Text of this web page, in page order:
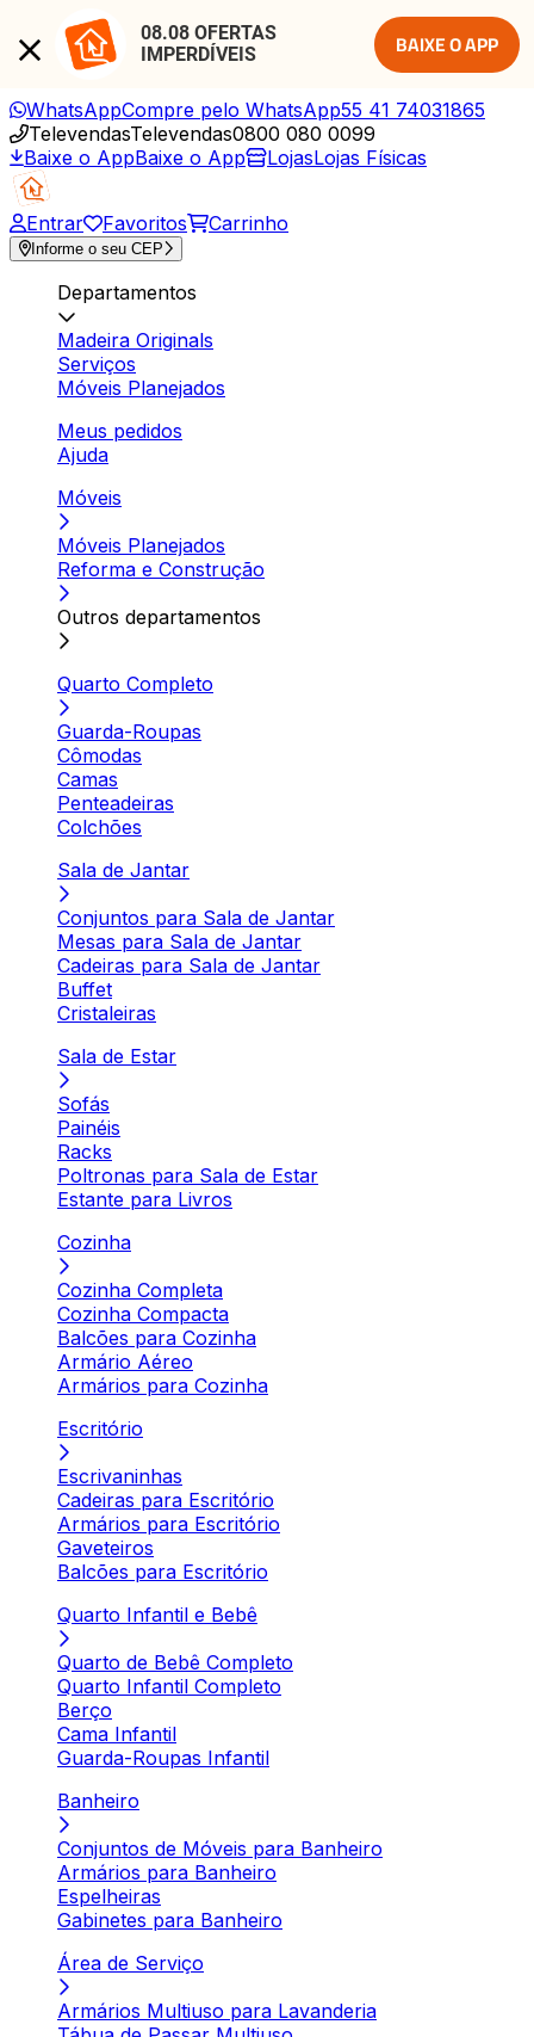
08.08 OFERTAS
IMPERDÍVEIS
BAIXE O APP
WhatsAppCompre pelo WhatsApp55 41 74031865
TelevendasTelevendas0800 080 0099
Baixe o AppBaixe o App LojasLojas Físicas
Entrar Favoritos Carrinho
Informe o seu CEP
Departamentos
Madeira Originals
Serviços
Móveis Planejados
Meus pedidos
Ajuda
Móveis
Móveis Planejados
Reforma e Construção
Outros departamentos
Quarto Completo
Guarda-Roupas
Cômodas
Camas
Penteadeiras
Colchões
Sala de Jantar
Conjuntos para Sala de Jantar
Mesas para Sala de Jantar
Cadeiras para Sala de Jantar
Buffet
Cristaleiras
Sala de Estar
Sofás
Painéis
Racks
Poltronas para Sala de Estar
Estante para Livros
Cozinha
Cozinha Completa
Cozinha Compacta
Balcões para Cozinha
Armário Aéreo
Armários para Cozinha
Escritório
Escrivaninhas
Cadeiras para Escritório
Armários para Escritório
Gaveteiros
Balcões para Escritório
Quarto Infantil e Bebê
Quarto de Bebê Completo
Quarto Infantil Completo
Berço
Cama Infantil
Guarda-Roupas Infantil
Banheiro
Conjuntos de Móveis para Banheiro
Armários para Banheiro
Espelheiras
Gabinetes para Banheiro
Área de Serviço
Armários Multiuso para Lavanderia